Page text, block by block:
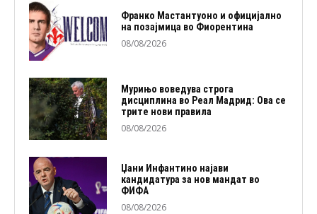
Франко Мастантуоно и официјално
на позајмица во Фиорентина
08/08/2026
Мурињо воведува строга
дисциплина во Реал Мадрид: Ова се
трите нови правила
08/08/2026
Џани Инфантино најави
кандидатура за нов мандат во
ФИФА
08/08/2026